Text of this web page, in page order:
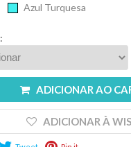
Azul Turquesa
ADICIONAR AO
ADICIONAR À